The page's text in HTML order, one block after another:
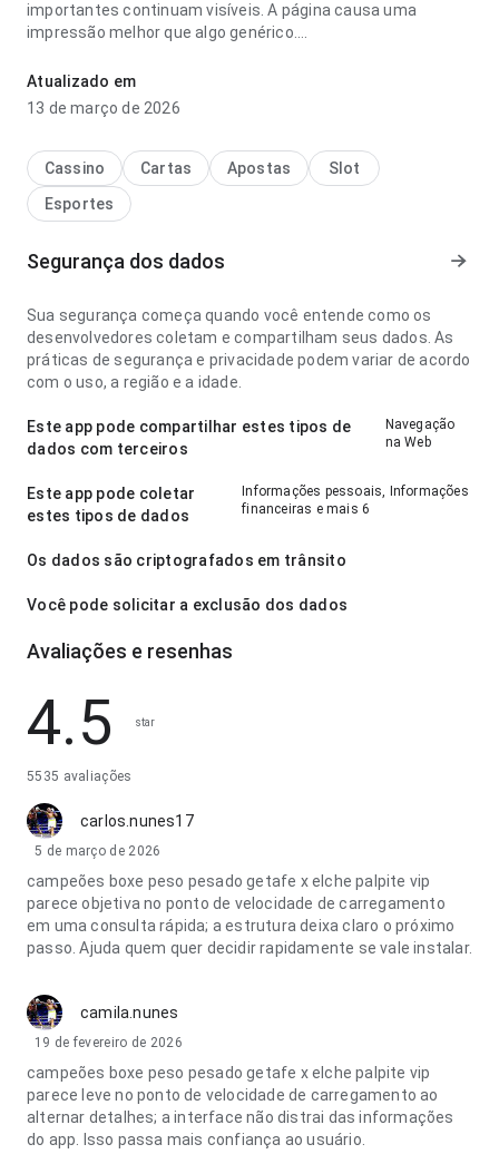
importantes continuam visíveis. A página causa uma
impressão melhor que algo genérico.
campeões boxe peso pesado getafe x elche palpite vip
parece fluida no ponto de fluxo de navegação ao navegar
por várias seções; a experiência evita passos
Atualizado em
13 de março de 2026
Cassino Cartas Apostas
Slot
Esportes
Segurança dos dados
Sua segurança começa quando você entende como os
desenvolvedores coletam e compartilham seus dados. As
práticas de segurança e privacidade podem variar de acordo
com o uso, a região e a idade.
Este app pode compartilhar estes tipos de
dados com terceiros
Navegação
na Web
Este app pode coletar
estes tipos de dados
Informações pessoais, Informações
financeiras e mais 6
Os dados são criptografados em trânsito
Você pode solicitar a exclusão dos dados
Avaliações e resenhas
4.5 star
5535 avaliações
carlos.nunes17
5 de março de 2026
campeões boxe peso pesado getafe x elche palpite vip
parece objetiva no ponto de velocidade de carregamento
em uma consulta rápida; a estrutura deixa claro o próximo
passo. Ajuda quem quer decidir rapidamente se vale instalar.
camila.nunes
19 de fevereiro de 2026
campeões boxe peso pesado getafe x elche palpite vip
parece leve no ponto de velocidade de carregamento ao
alternar detalhes; a interface não distrai das informações
do app. Isso passa mais confiança ao usuário.